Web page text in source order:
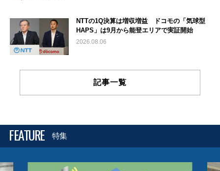
NTTの1Q決算は増収増益 ドコモの「気球型
HAPS」は9月から能登エリアで実証開始
2026.08.06
記事一覧
FEATURE 特集